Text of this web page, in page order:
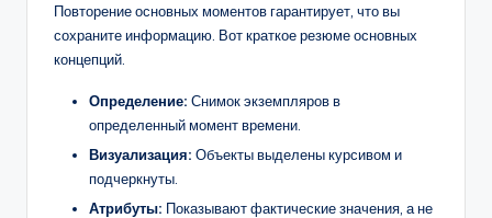
Повторение основных моментов гарантирует, что вы
сохраните информацию. Вот краткое резюме основных
концепций.
Определение: Снимок экземпляров в
определенный момент времени.
Визуализация: Объекты выделены курсивом и
подчеркнуты.
Атрибуты: Показывают фактические значения, а не